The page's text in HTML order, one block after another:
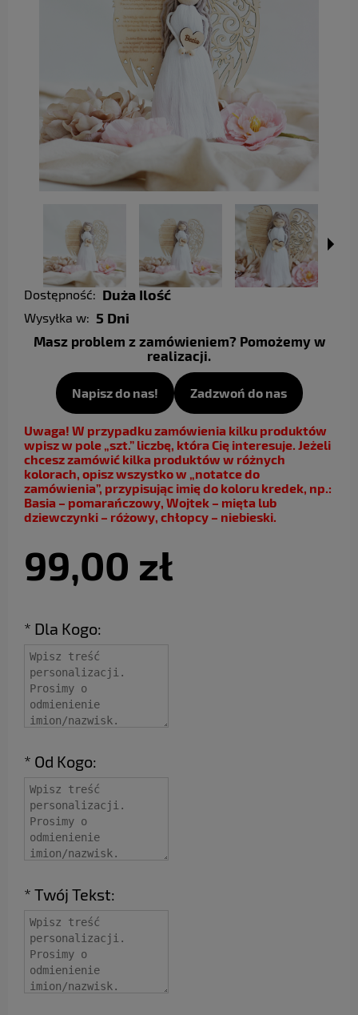
Dostępność: Duża Ilość
Wysyłka w: 5 Dni
Masz problem z zamówieniem? Pomożemy w
realizacji.
Napisz do nas! Zadzwoń do nas
Uwaga! W przypadku zamówienia kilku produktów
wpisz w pole „szt.” liczbę, która Cię interesuje. Jeżeli
chcesz zamówić kilka produktów w różnych
kolorach, opisz wszystko w „notatce do
zamówienia”, przypisując imię do koloru kredek, np.:
Basia – pomarańczowy, Wojtek – mięta lub
dziewczynki – różowy, chłopcy – niebieski.
99,00 zł
* Dla Kogo:
* Od Kogo:
* Twój Tekst: